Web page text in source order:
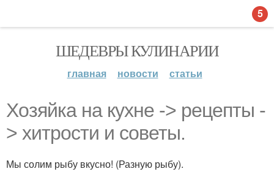
ШЕДЕВРЫ КУЛИНАРИИ
главная новости статьи
Хозяйка на кухне -> рецепты -
> хитрости и советы.
Мы солим рыбу вкусно! (Разную рыбу).
5